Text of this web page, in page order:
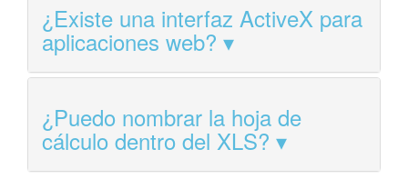
¿Existe una interfaz ActiveX para
aplicaciones web?
¿Puedo nombrar la hoja de
cálculo dentro del XLS?